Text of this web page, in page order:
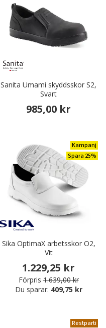
Sanita Umami skyddsskor S2,
Svart
985,00 kr
Kampanj
Spara 25%
Sika OptimaX arbetsskor O2,
Vit
1.229,25 kr
Förpris 1.639,00 kr
Du sparar: 409,75 kr
Restparti